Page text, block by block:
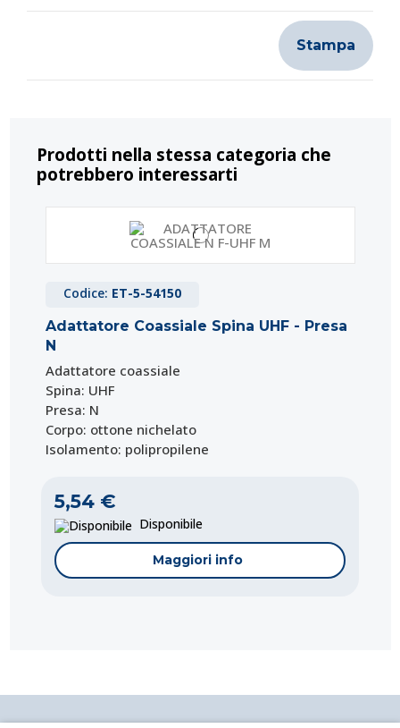
Stampa
Prodotti nella stessa categoria che
potrebbero interessarti
Codice: ET-5-54150
Adattatore Coassiale Spina UHF - Presa
N
Adattatore coassiale
Spina: UHF
Presa: N
Corpo: ottone nichelato
Isolamento: polipropilene
5,54 €
Disponibile
Maggiori info